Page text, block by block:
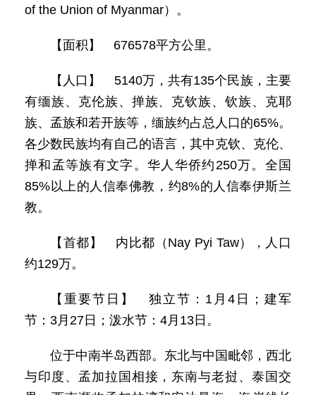
of the Union of Myanmar）。
【面积】 676578平方公里。
【人口】 5140万，共有135个民族，主要
有缅族、克伦族、掸族、克钦族、钦族、克耶
族、孟族和若开族等，缅族约占总人口的65%。
各少数民族均有自己的语言，其中克钦、克伦、
掸和孟等族有文字。华人华侨约250万。全国
85%以上的人信奉佛教，约8%的人信奉伊斯兰
教。
【首都】 内比都（Nay Pyi Taw），人口
约129万。
【重要节日】 独立节：1月4日；建军
节：3月27日；泼水节：4月13日。
位于中南半岛西部。东北与中国毗邻，西北
与印度、孟加拉国相接，东南与老挝、泰国交